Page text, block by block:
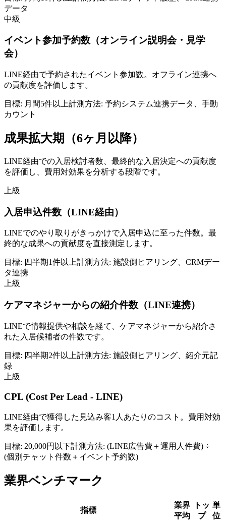
データ
中級
イベント参加予約数（オンライン説明会・見学
会）
LINE経由で予約されたイベント参加数。オフライン連携へ
の貢献度を評価します。
目標: 月間5件以上計測方法: 予約システム連携データ、手動
カウント
成果拡大期（6ヶ月以降）
LINE経由での入居検討者数、最終的な入居決定への貢献度
を評価し、費用対効果を分析する段階です。
上級
入居申込件数（LINE経由）
LINEでのやり取りがきっかけで入居申込に至った件数。最
終的な成果への貢献度を直接測定します。
目標: 四半期1件以上計測方法: 施設側ヒアリング、CRMデー
タ連携
上級
ケアマネジャーからの紹介件数（LINE連携）
LINEで情報提供や相談を経て、ケアマネジャーから紹介さ
れた入居候補者の件数です。
目標: 四半期2件以上計測方法: 施設側ヒアリング、紹介元記
録
上級
CPL (Cost Per Lead - LINE)
LINE経由で獲得した見込み客1人あたりのコスト。費用対効
果を評価します。
目標: 20,000円以下計測方法: (LINE広告費＋運用人件費) ÷
(個別チャット件数＋イベント予約数)
業界ベンチマーク
指標
業界
平均
トッ
プ
単
位